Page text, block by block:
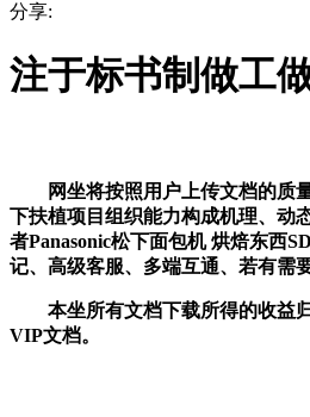
分享:
注于标书制做工
网坐将按照用户上传文档的质量
下扶植项目组织能力构成机理、动
者Panasonic松下面包机 烘焙东西
记、高级客服、多端互通、若有需
本坐所有文档下载所得的收益归
VIP文档。